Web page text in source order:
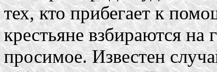
тех, кто прибегает к
крестьяне взбираются
просимое. Известен